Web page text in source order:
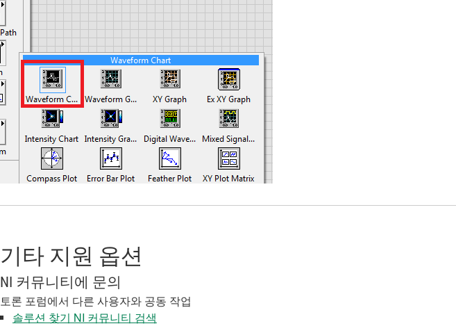
기타 지원 옵션
NI 커뮤니티에 문의
토론 포럼에서 다른 사용자와 공동 작업
솔루션 찾기 NI 커뮤니티 검색